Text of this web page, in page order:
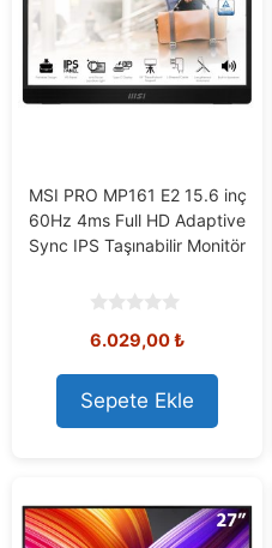
MSI PRO MP161 E2 15.6 inç
60Hz 4ms Full HD Adaptive
Sync IPS Taşınabilir Monitör
o
t
o
f
5
6.029,00₺
Sepete Ekle